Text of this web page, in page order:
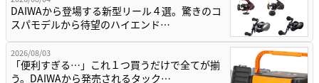
DAIWAから登場する新型リール４選。驚きのコ
スパモデルから待望のハイエンド…
2026/08/03
「便利すぎる…」これ１つ買うだけで全てが揃
う。DAIWAから発売されるタック…